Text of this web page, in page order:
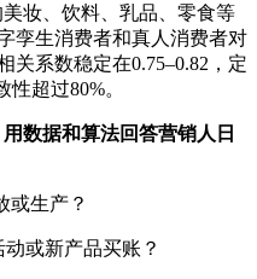
美妆、饮料、乳品、零食等
孪生消费者和真人消费者对
关系数稳定在0.75–0.82，定
超过80%。
数据和算法回答营销人日
或生产？
或新产品买账？